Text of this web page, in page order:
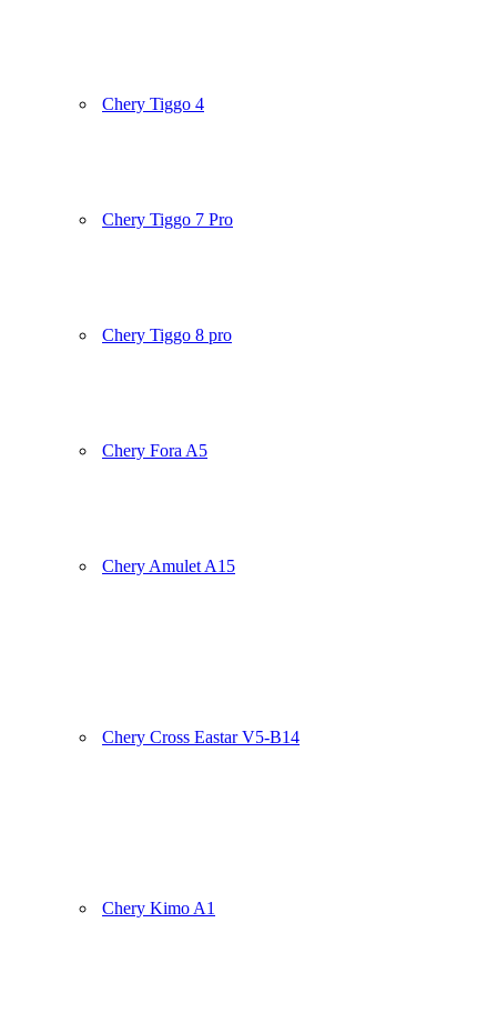
Chery Tiggo 4
Chery Tiggo 7 Pro
Chery Tiggo 8 pro
Chery Fora A5
Chery Amulet A15
Chery Cross Eastar V5-B14
Chery Kimo A1